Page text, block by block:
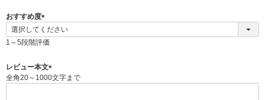
おすすめ度
(
必
1～5段階評価
レビュー本文
(
全角20～1000文字まで